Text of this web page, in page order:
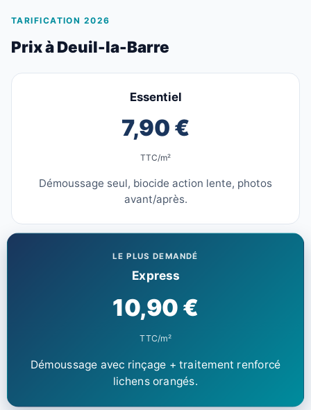
TARIFICATION 2026
Prix à Deuil-la-Barre
Essentiel
7,90 €
TTC/m²
Démoussage seul, biocide action lente, photos
avant/après.
LE PLUS DEMANDÉ
Express
10,90 €
TTC/m²
Démoussage avec rinçage + traitement renforcé
lichens orangés.